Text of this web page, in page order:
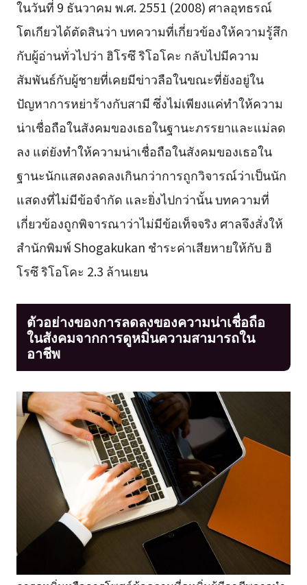
ในวันที่ 9 ธันวาคม พ.ศ. 2551 (2008) ศาลอุทธรณ์
โตเกียวได้ตัดสินว่า บทความที่เกี่ยวข้องให้ความรู้สึก
กับผู้อ่านทั่วไปว่า ฮิโรซึ ริโอโคะ กลับไปมีความ
สัมพันธ์กับผู้ชายที่เคยมีข่าวลือในขณะที่ยังอยู่ใน
ปัญหาการหย่าร้างกับสามี ซึ่งไม่เพียงแค่ทำให้ความ
น่าเชื่อถือในสังคมของเธอในฐานะภรรยาและแม่ลด
ลง แต่ยังทำให้ความน่าเชื่อถือในสังคมของเธอใน
ฐานะนักแสดงลดลงเกินกว่าการถูกวิจารณ์ว่าเป็นนัก
แสดงที่ไม่มีข้อจำกัด และยิ่งไปกว่านั้น บทความที่
เกี่ยวข้องถูกพิจารณาว่าไม่มีข้อเท็จจริง ศาลจึงสั่งให้
สำนักพิมพ์ Shogakukan ชำระค่าเสียหายให้กับ ฮิ
โรซึ ริโอโคะ 2.3 ล้านเยน
ตัวอย่างของการลดลงของความน่าเชื่อถือ
ในสังคมจากการดูหมิ่นความสามารถใน
อาชีพ